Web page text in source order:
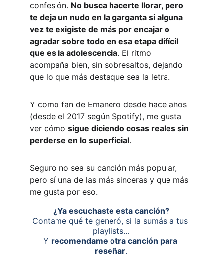
confesión. No busca hacerte llorar, pero
te deja un nudo en la garganta si alguna
vez te exigiste de más por encajar o
agradar sobre todo en esa etapa difícil
que es la adolescencia. El ritmo
acompaña bien, sin sobresaltos, dejando
que lo que más destaque sea la letra.
Y como fan de Emanero desde hace años
(desde el 2017 según Spotify), me gusta
ver cómo sigue diciendo cosas reales sin
perderse en lo superficial.
Seguro no sea su canción más popular,
pero sí una de las más sinceras y que más
me gusta por eso.
¿Ya escuchaste esta canción?
Contame qué te generó, si la sumás a tus
playlists…
Y recomendame otra canción para
reseñar.